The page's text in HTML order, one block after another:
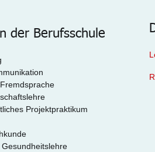
der Berufsschule
Projektpraktikum